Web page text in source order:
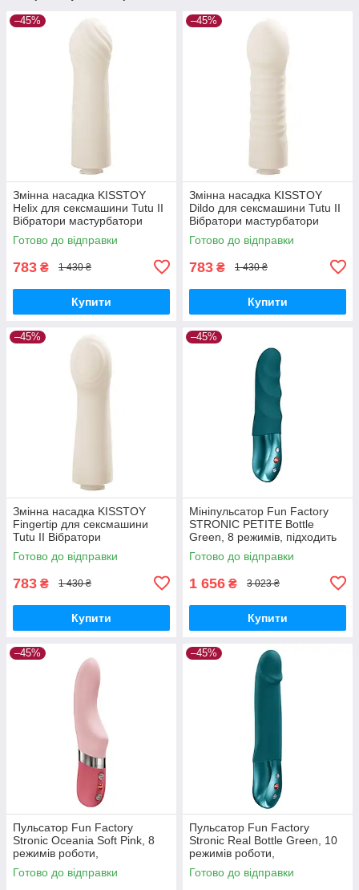
–45%
Змінна насадка KISSTOY
Helix для сексмашини Tutu II
Вібратори мастурбатори
секс-шоп
Готово до відправки
783 ₴ 1 430 ₴
Купити
–45%
Змінна насадка KISSTOY
Dildo для сексмашини Tutu II
Вібратори мастурбатори
секс-шоп
Готово до відправки
783 ₴ 1 430 ₴
Купити
–45%
Змінна насадка KISSTOY
Fingertip для сексмашини
Tutu II Вібратори
мастурбатори секс-шоп
Готово до відправки
783 ₴ 1 430 ₴
Купити
–45%
Мініпульсатор Fun Factory
STRONIC PETITE Bottle
Green, 8 режимів, підходить
для початківців Вібратори
мастурбатори секс-шоп
Готово до відправки
1 656 ₴ 3 023 ₴
Купити
–45%
Пульсатор Fun Factory
Stronic Oceania Soft Pink, 8
режимів роботи,
перезаряджуваний Вібратори
мастурбатори секс-шоп
Готово до відправки
–45%
Пульсатор Fun Factory
Stronic Real Bottle Green, 10
режимів роботи,
перезаряджуваний Вібратори
мастурбатори секс-шоп
Готово до відправки